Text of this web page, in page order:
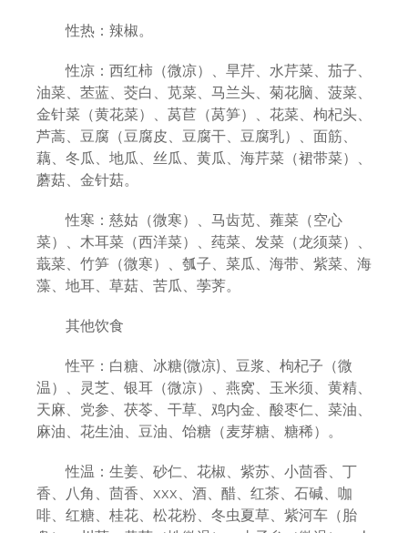
性热：辣椒。
性凉：西红柿（微凉）、旱芹、水芹菜、茄子、
油菜、苤蓝、茭白、苋菜、马兰头、菊花脑、菠菜、
金针菜（黄花菜）、莴苣（莴笋）、花菜、枸杞头、
芦蒿、豆腐（豆腐皮、豆腐干、豆腐乳）、面筋、
藕、冬瓜、地瓜、丝瓜、黄瓜、海芹菜（裙带菜）、
蘑菇、金针菇。
性寒：慈姑（微寒）、马齿苋、蕹菜（空心
菜）、木耳菜（西洋菜）、莼菜、发菜（龙须菜）、
蕺菜、竹笋（微寒）、瓠子、菜瓜、海带、紫菜、海
藻、地耳、草菇、苦瓜、荸荠。
其他饮食
性平：白糖、冰糖(微凉)、豆浆、枸杞子（微
温）、灵芝、银耳（微凉）、燕窝、玉米须、黄精、
天麻、党参、茯苓、干草、鸡内金、酸枣仁、菜油、
麻油、花生油、豆油、饴糖（麦芽糖、糖稀）。
性温：生姜、砂仁、花椒、紫苏、小茴香、丁
香、八角、茴香、xxx、酒、醋、红茶、石碱、咖
啡、红糖、桂花、松花粉、冬虫夏草、紫河车（胎